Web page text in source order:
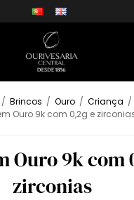
/ Brincos / Ouro / Criança /
Ouro 9k com 0,2g e
Ouro 9k com
zirconias